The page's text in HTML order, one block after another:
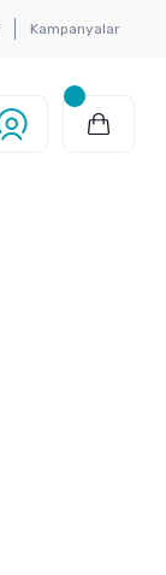
Kampanyalar